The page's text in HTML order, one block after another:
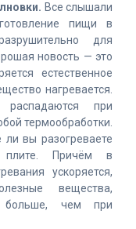
Все слышали
пищи в
для
новость — это
естественное
нагревается.
при
термообработки.
вы разогреваете
Причём в
ускоряется,
вещества,
чем при